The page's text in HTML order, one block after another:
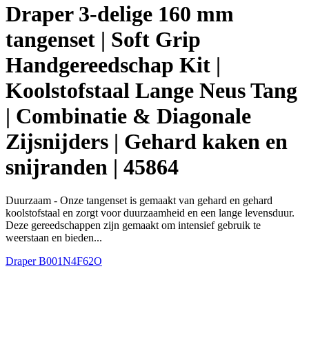
Draper 3-delige 160 mm
tangenset | Soft Grip
Handgereedschap Kit |
Koolstofstaal Lange Neus Tang
| Combinatie & Diagonale
Zijsnijders | Gehard kaken en
snijranden | 45864
Duurzaam - Onze tangenset is gemaakt van gehard en gehard
koolstofstaal en zorgt voor duurzaamheid en een lange levensduur.
Deze gereedschappen zijn gemaakt om intensief gebruik te
weerstaan en bieden...
DraperB001N4F62O